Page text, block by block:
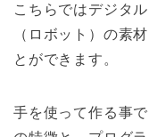
こちらではデジタ
（ロボット）の素
とができます。
手を使って作る事